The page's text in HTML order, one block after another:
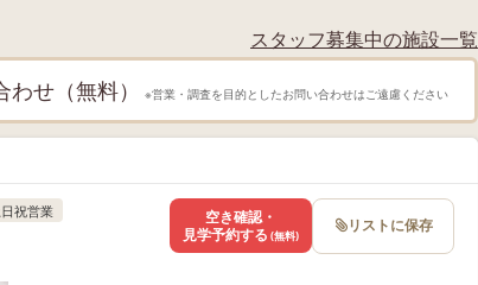
スタッフ募集中の施設一覧
せ（無料） ※営業・調査を目的としたお問い合わせはご遠慮ください
祝営業
空き確認・
見学予約する (無料) リストに保存